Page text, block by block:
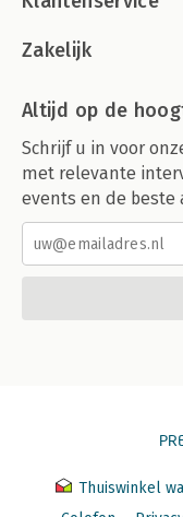
Zakelijk
Altijd op de
Schrijf u in voor
met relevante
events en de beste
Thuiswinkel